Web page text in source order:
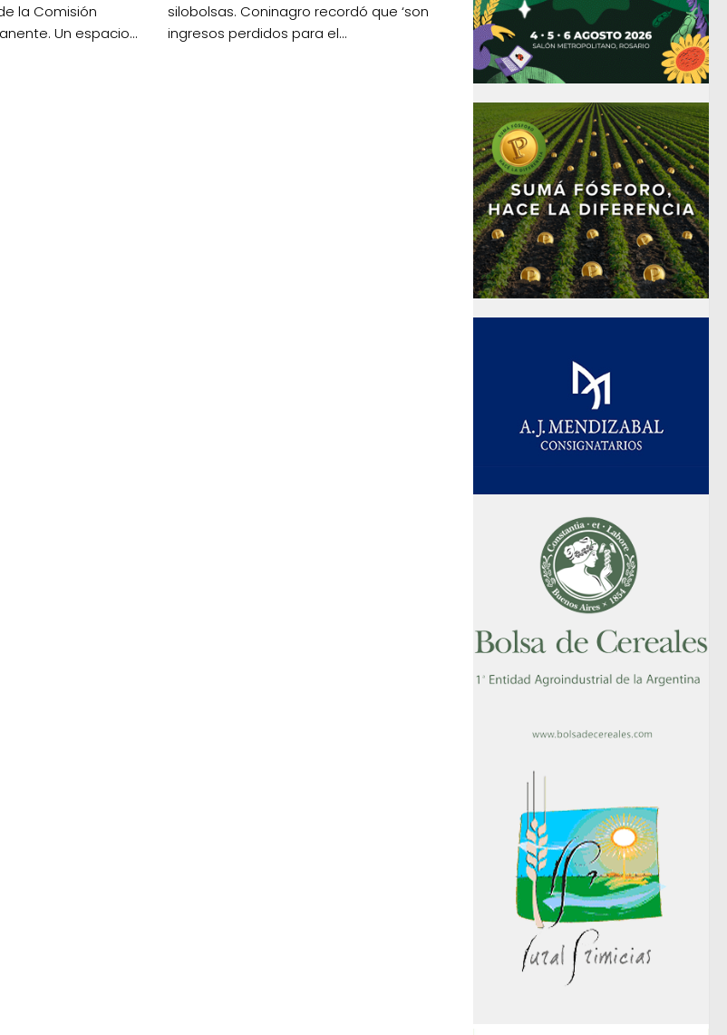
la Comisión
Un espacio...
silobolsas. Coninagro recordó que ‘son
ingresos perdidos para el...